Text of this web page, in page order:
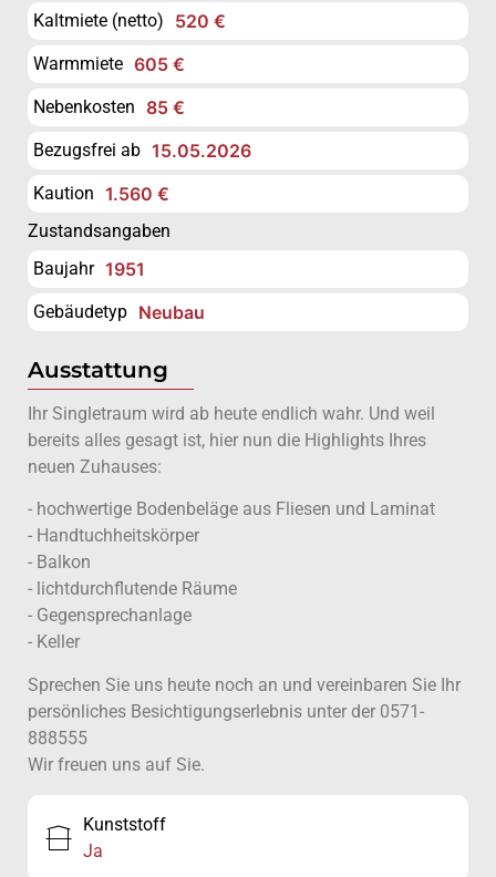
Kaltmiete (netto)
520 €
Warmmiete 605 €
Nebenkosten 85 €
Bezugsfrei ab 15.05.2026
Kaution 1.560 €
Zustandsangaben
Baujahr 1951
Gebäudetyp Neubau
Ausstattung
Ihr Singletraum wird ab heute endlich wahr. Und weil
bereits alles gesagt ist, hier nun die Highlights Ihres
neuen Zuhauses:
- hochwertige Bodenbeläge aus Fliesen und Laminat
- Handtuchheitskörper
- Balkon
- lichtdurchflutende Räume
- Gegensprechanlage
- Keller
Sprechen Sie uns heute noch an und vereinbaren Sie Ihr
persönliches Besichtigungserlebnis unter der 0571-
888555
Wir freuen uns auf Sie.
Kunststoff
Ja